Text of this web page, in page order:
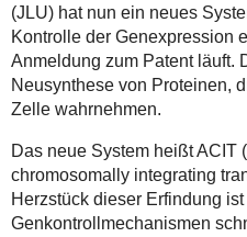
(JLU) hat nun ein neues
Kontrolle der Genexpression
Anmeldung zum Patent läuft.
Neusynthese von Proteinen,
Zelle wahrnehmen.
Das neue System heißt ACIT
chromosomally integrating
Herzstück dieser Erfindung
Genkontrollmechanismen